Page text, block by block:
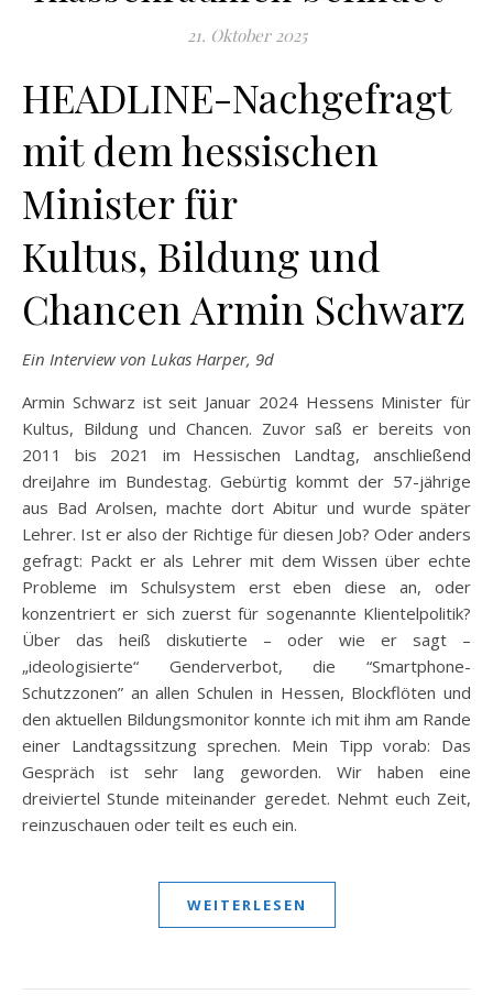
21. Oktober 2025
HEADLINE-Nachgefragt
mit dem hessischen
Minister für
Kultus, Bildung und
Chancen Armin Schwarz
Ein Interview von Lukas Harper, 9d
Armin Schwarz ist seit Januar 2024 Hessens Minister für
Kultus, Bildung und Chancen. Zuvor saß er bereits von
2011 bis 2021 im Hessischen Landtag, anschließend
dreiJahre im Bundestag. Gebürtig kommt der 57-jährige
aus Bad Arolsen, machte dort Abitur und wurde später
Lehrer. Ist er also der Richtige für diesen Job? Oder anders
gefragt: Packt er als Lehrer mit dem Wissen über echte
Probleme im Schulsystem erst eben diese an, oder
konzentriert er sich zuerst für sogenannte Klientelpolitik?
Über das heiß diskutierte – oder wie er sagt –
„ideologisierte“ Genderverbot, die “Smartphone-
Schutzzonen” an allen Schulen in Hessen, Blockflöten und
den aktuellen Bildungsmonitor konnte ich mit ihm am Rande
einer Landtagssitzung sprechen. Mein Tipp vorab: Das
Gespräch ist sehr lang geworden. Wir haben eine
dreiviertel Stunde miteinander geredet. Nehmt euch Zeit,
reinzuschauen oder teilt es euch ein.
WEITERLESEN